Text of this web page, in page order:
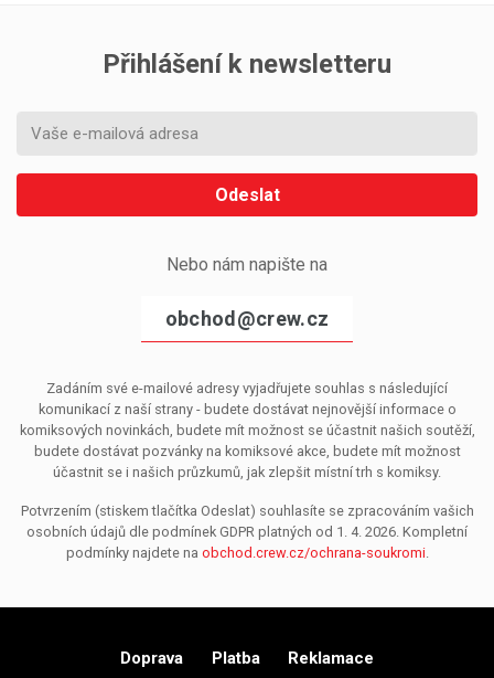
Přihlášení k newsletteru
Odeslat
Nebo nám napište na
obchod@crew.cz
Zadáním své e-mailové adresy vyjadřujete souhlas s následující
komunikací z naší strany - budete dostávat nejnovější informace o
komiksových novinkách, budete mít možnost se účastnit našich soutěží,
budete dostávat pozvánky na komiksové akce, budete mít možnost
účastnit se i našich průzkumů, jak zlepšit místní trh s komiksy.
Potvrzením (stiskem tlačítka Odeslat) souhlasíte se zpracováním vašich
osobních údajů dle podmínek GDPR platných od 1. 4. 2026. Kompletní
podmínky najdete na obchod.crew.cz/ochrana-soukromi.
Doprava Platba
Reklamace